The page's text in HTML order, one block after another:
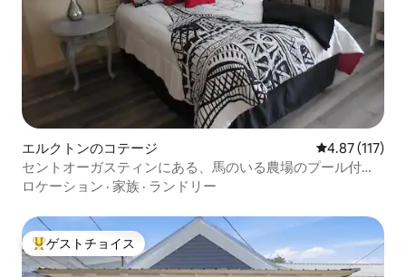
エルクトンのコテージ レビュー117
4.87 (117)
セントオーガスティンにある、馬のいる農場のプール付き
コテージ。
ロケーション · 家族 · ランドリー
大好評のゲストチョイスです。
ゲストチョイス